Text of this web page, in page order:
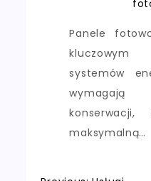
Panele
systemów
wymagają
maksymalną…